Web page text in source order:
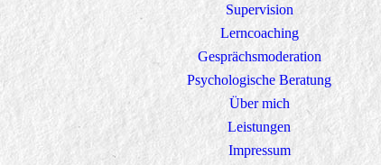
Supervision
Lerncoaching
Gesprächsmoderation
Psychologische Beratung
Über mich
Leistungen
Impressum